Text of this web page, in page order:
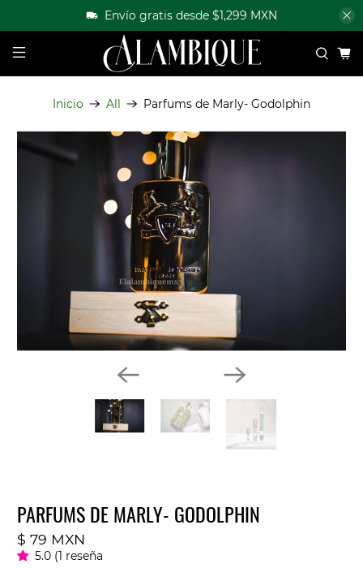
Envío gratis desde $1,299 MXN
Inicio All Parfums de Marly- Godolphin
PARFUMS DE MARLY- GODOLPHIN
$ 79 MXN
5.0 (1 reseña